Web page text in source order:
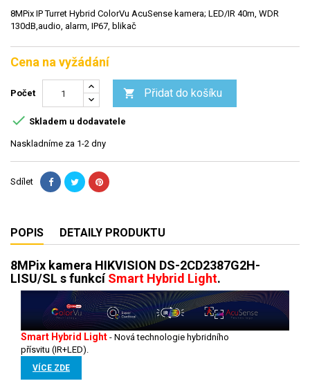
8MPix IP Turret Hybrid ColorVu AcuSense kamera; LED/IR 40m, WDR
130dB,audio, alarm, IP67, blikač
Cena na vyžádání
Počet  Přidat do košíku
 Skladem u dodavatele
Naskladníme za 1-2 dny
Sdílet
POPIS DETAILY PRODUKTU
8MPix kamera HIKVISION DS-2CD2387G2H-
LISU/SL s funkcíSmart Hybrid Light.
Smart Hybrid Light - Nová technologie hybridního
přísvitu (IR+LED).
VÍCE ZDE